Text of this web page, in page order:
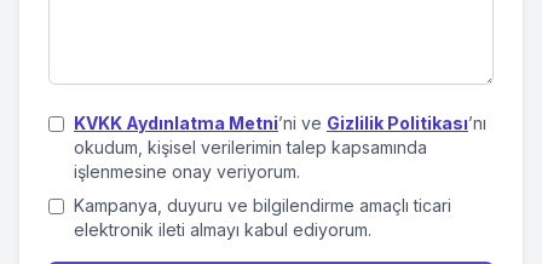
KVKK Aydınlatma Metni’ni ve Gizlilik Politikası’nı
okudum, kişisel verilerimin talep kapsamında
işlenmesine onay veriyorum.
Kampanya, duyuru ve bilgilendirme amaçlı ticari
elektronik ileti almayı kabul ediyorum.